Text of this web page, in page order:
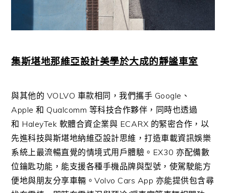
集斯堪地那維亞設計美學於大成的靜謐車室
與其他的 VOLVO 車款相同，我們攜手 Google 、
Apple和 Qualcomm 等科技合作夥伴，同時也透過
和 HaleyTek 軟體合資企業與 ECARX 的緊密合作，以
先進科技與斯堪地納維亞設計思維，打造車載資訊娛樂
系統上最流暢直覺的情境式用戶體驗。 EX30 亦配備數
位鑰匙功能，能支援各種手機品牌與型號，使駕駛能方
便地與朋友分享車輛。Volvo Cars App 亦能提供包含尋